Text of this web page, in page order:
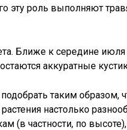
эту роль выполняют
Ближе к середине
аккуратные
таким образом,
настолько
(в частности, по